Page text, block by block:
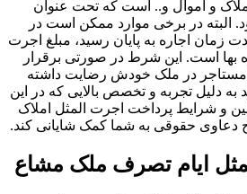
و اموال و.. است که تحت عنوان
البته در برخی موارد ممکن است در
زمان اجاره به پایان رسید، مبلغ اجرت
بها است. این شرط در صورتی برقرار
در ملک خودش رضایت داشته
دلیل تجربه و تخصص بالایی که در این
و شرایط پرداخت اجرت المثل املاک
دعاوی حقوقی به شما کمک شایانی کند.
ایام تصرف ملک مشاع